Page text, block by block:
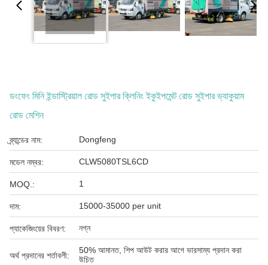
ডংফেং মিনি ইন্ডাস্ট্রিয়াল রোড সুইপার ক্লিনিং ইকুইপমেন্ট রোড সুইপার ভ্যাকুয়াম
রোড মেশিন
ব্র্যান্ডের নাম: Dongfeng
মডেল নম্বর: CLW5080TSL6CD
MOQ.: 1
দাম: 15000-35000 per unit
প্যাকেজিংয়ের বিবরণ: নগ্ন
অর্থ প্রদানের শর্তাবলী:
50% আমানত, শিপ আউট করার আগে ভারসাম্য প্রদান করা
উচিত